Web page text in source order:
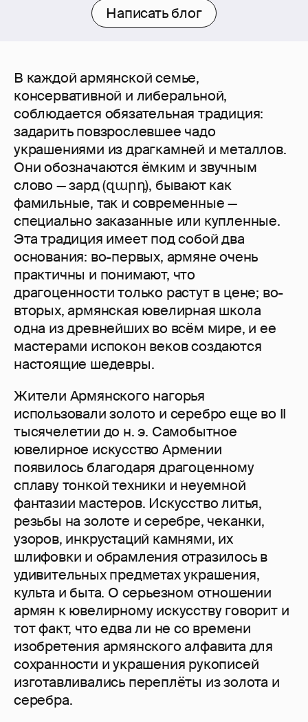
Написать блог
В каждой армянской семье,
консервативной и либеральной,
соблюдается обязательная традиция:
задарить повзрослевшее чадо
украшениями из драгкамней и металлов.
Они обозначаются ёмким и звучным
слово — зард (զարդ), бывают как
фамильные, так и современные —
специально заказанные или купленные.
Эта традиция имеет под собой два
основания: во-первых, армяне очень
практичны и понимают, что
драгоценности только растут в цене; во-
вторых, армянская ювелирная школа
одна из древнейших во всём мире, и ее
мастерами испокон веков создаются
настоящие шедевры.
Жители Армянского нагорья
использовали золото и серебро еще во II
тысячелетии до н. э. Самобытное
ювелирное искусство Армении
появилось благодаря драгоценному
сплаву тонкой техники и неуемной
фантазии мастеров. Искусство литья,
резьбы на золоте и серебре, чеканки,
узоров, инкрустаций камнями, их
шлифовки и обрамления отразилось в
удивительных предметах украшения,
культа и быта. О серьезном отношении
армян к ювелирному искусству говорит и
тот факт, что едва ли не со времени
изобретения армянского алфавита для
сохранности и украшения рукописей
изготавливались переплёты из золота и
серебра.